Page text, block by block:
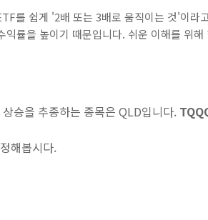
를 쉽게 '2배 또는 3배로 움직이는 것'이라
률을 높이기 때문입니다. 쉬운 이해를 위
승을 추종하는 종목은 QLD입니다.
해봅시다.